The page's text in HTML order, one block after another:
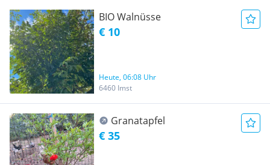
BIO Walnüsse
€ 10
Heute, 06:08 Uhr
6460 Imst
Granatapfel
€ 35